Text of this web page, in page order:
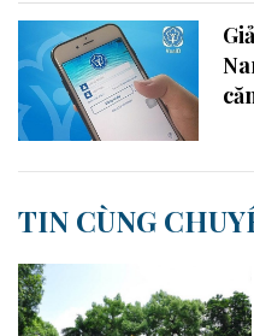
TIN CÙNG